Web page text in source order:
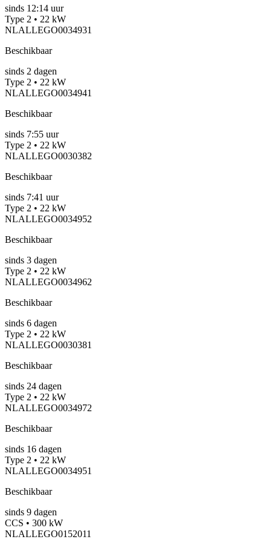
sinds 12:14 uur
Type 2 • 22 kW
NLALLEGO0034931
Beschikbaar
sinds 2 dagen
Type 2 • 22 kW
NLALLEGO0034941
Beschikbaar
sinds 7:55 uur
Type 2 • 22 kW
NLALLEGO0030382
Beschikbaar
sinds 7:41 uur
Type 2 • 22 kW
NLALLEGO0034952
Beschikbaar
sinds 3 dagen
Type 2 • 22 kW
NLALLEGO0034962
Beschikbaar
sinds 6 dagen
Type 2 • 22 kW
NLALLEGO0030381
Beschikbaar
sinds 24 dagen
Type 2 • 22 kW
NLALLEGO0034972
Beschikbaar
sinds 16 dagen
Type 2 • 22 kW
NLALLEGO0034951
Beschikbaar
sinds 9 dagen
CCS • 300 kW
NLALLEGO0152011